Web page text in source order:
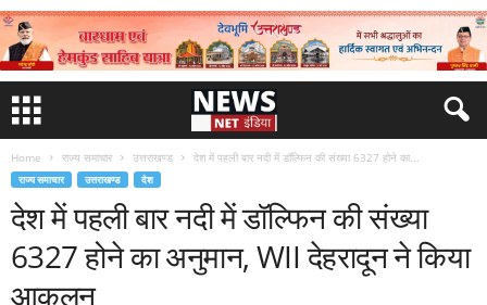
Home राज्य समाचार उत्तराखण्ड देश में पहली बार नदी में डॉल्फिन की संख्या 6327 होने का...
राज्य समाचार उत्तराखण्ड देश
देश में पहली बार नदी में डॉल्फिन की संख्या
6327 होने का अनुमान, WII देहरादून ने किया
आकलन